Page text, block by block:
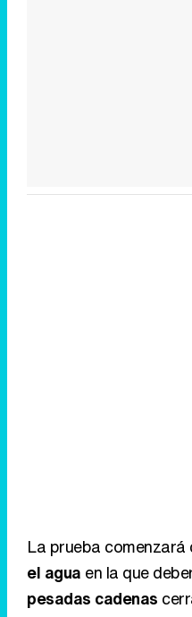
La prueba comenzará
el agua en la que
pesadas cadenas